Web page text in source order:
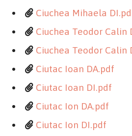
Ciuchea Mihaela
Ciuchea Teodor Calin
Ciuchea Teodor Calin
Ciutac Ioan DA.pdf
Ciutac Ioan DI.pdf
Ciutac Ion DA.pdf
Ciutac Ion DI.pdf